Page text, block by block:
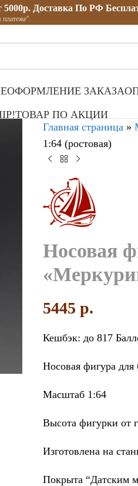
Доставка По РФ
платеже".
ОФОРМЛЕНИЕ ЗАКАЗА
ТОВАР ПО АКЦИИ
Главная страница »
1:64 (ростовая)
Носовая
5445 p.
Кешбэк: до 817
Носовая фигура
Масштаб 1:64
Высота фигурки от
Изготовлена на
Покрыта “Датским